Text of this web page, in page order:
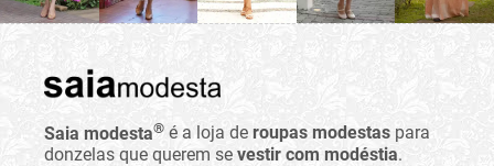
Saia modesta® é a loja de roupas modestas para
donzelas que querem se vestir com modéstia.